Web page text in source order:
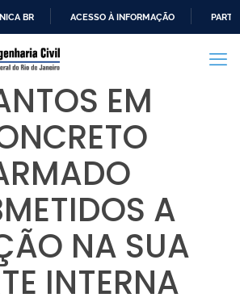
PARA
CONTEÚDO
BR ACESSO À INFORMAÇÃO
EM
A
NA SUA
INTERNA